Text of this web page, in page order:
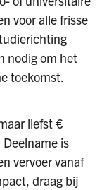
voor alle frisse
nodig om het
toekomst.
liefst €
is
vervoer vanaf
draag bij